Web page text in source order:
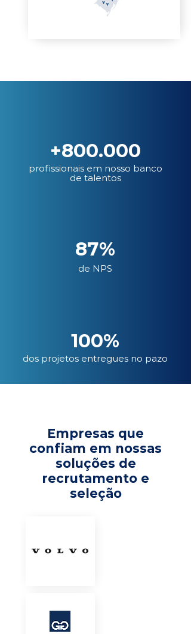
+800.000
profissionais em nosso banco
de talentos
87%
de NPS
100%
dos projetos entregues no pazo
Empresas que
confiam em nossas
soluções de
recrutamento e
seleção